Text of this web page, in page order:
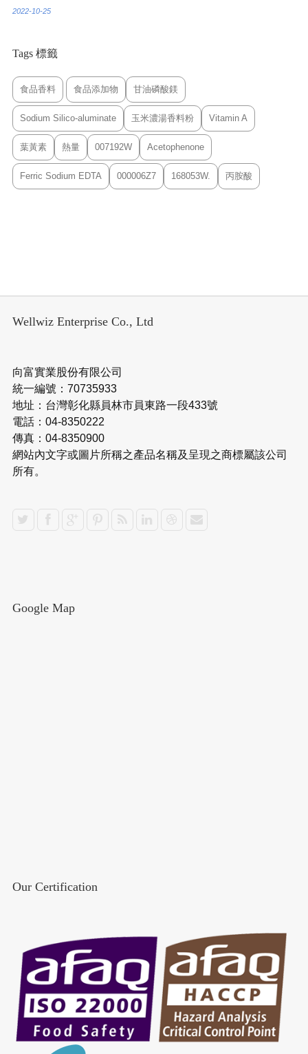
2022-10-25
Tags 標籤
食品香料 食品添加物 甘油磷酸鎂
Sodium Silico-aluminate 玉米濃湯香料粉 Vitamin A
葉黃素 熱量 007192W Acetophenone
Ferric Sodium EDTA 000006Z7 168053W. 丙胺酸
Wellwiz Enterprise Co., Ltd
向富實業股份有限公司
統一編號：70735933
地址：台灣彰化縣員林市員東路一段433號
電話：04-8350222
傳真：04-8350900
網站內文字或圖片所稱之產品名稱及呈現之商標屬該公司
所有。
Google Map
Our Certification